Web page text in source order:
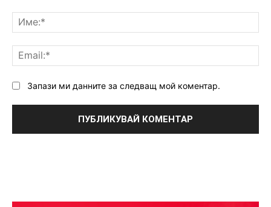
Запази ми данните за следващ мой коментар.